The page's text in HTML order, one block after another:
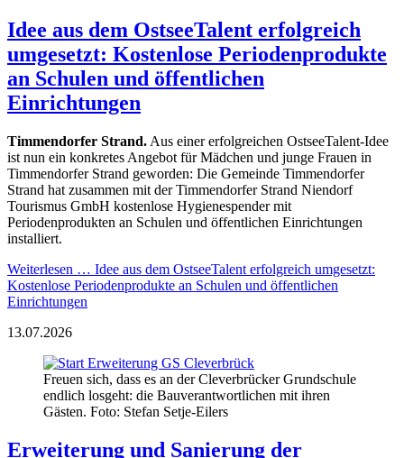
Idee aus dem OstseeTalent erfolgreich
umgesetzt: Kostenlose Periodenprodukte
an Schulen und öffentlichen
Einrichtungen
Timmendorfer Strand. Aus einer erfolgreichen OstseeTalent-Idee
ist nun ein konkretes Angebot für Mädchen und junge Frauen in
Timmendorfer Strand geworden: Die Gemeinde Timmendorfer
Strand hat zusammen mit der Timmendorfer Strand Niendorf
Tourismus GmbH kostenlose Hygienespender mit
Periodenprodukten an Schulen und öffentlichen Einrichtungen
installiert.
Weiterlesen … Idee aus dem OstseeTalent erfolgreich umgesetzt:
Kostenlose Periodenprodukte an Schulen und öffentlichen
Einrichtungen
13.07.2026
Freuen sich, dass es an der Cleverbrücker Grundschule
endlich losgeht: die Bauverantwortlichen mit ihren
Gästen. Foto: Stefan Setje-Eilers
Erweiterung und Sanierung der